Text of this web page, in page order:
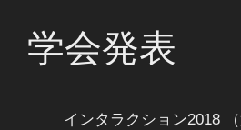
学会発表
インタラクション2018